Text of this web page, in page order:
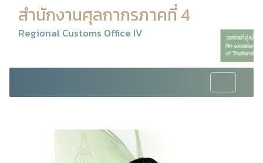
สำนักงานศุลกากรภาคที่ 4
Regional Customs Office IV
navigation